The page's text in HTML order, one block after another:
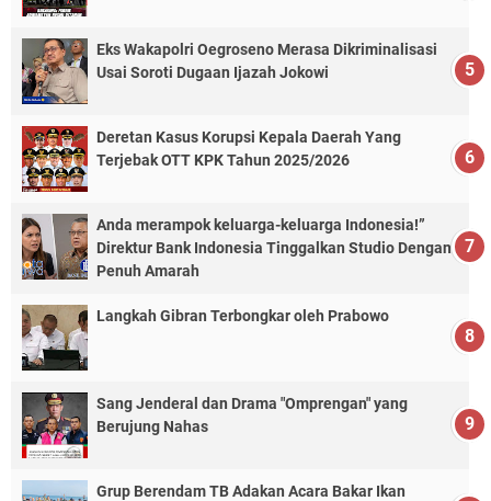
Eks Wakapolri Oegroseno Merasa Dikriminalisasi
Usai Soroti Dugaan Ijazah Jokowi
Deretan Kasus Korupsi Kepala Daerah Yang
Terjebak OTT KPK Tahun 2025/2026
Anda merampok keluarga-keluarga Indonesia!”
Direktur Bank Indonesia Tinggalkan Studio Dengan
Penuh Amarah
Langkah Gibran Terbongkar oleh Prabowo
Sang Jenderal dan Drama "Omprengan" yang
Berujung Nahas
Grup Berendam TB Adakan Acara Bakar Ikan